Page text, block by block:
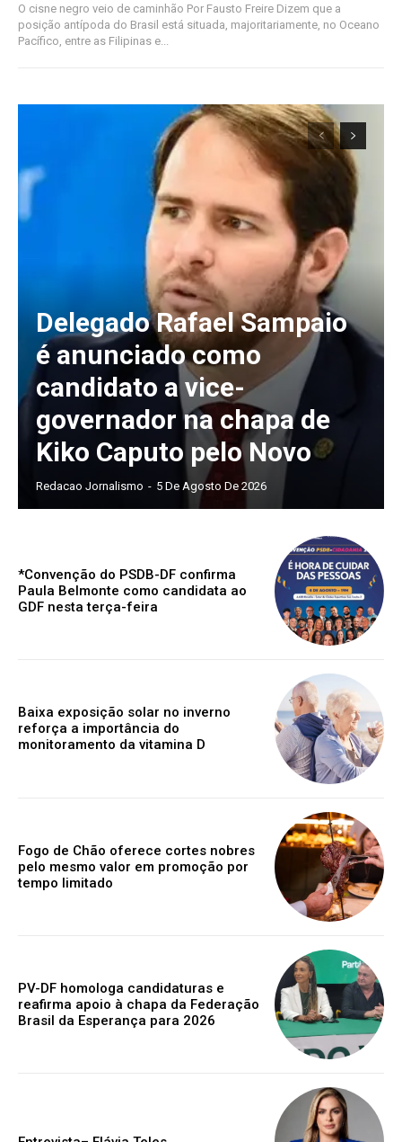
O cisne negro veio de caminhão Por Fausto Freire Dizem que a
posição antípoda do Brasil está situada, majoritariamente, no Oceano
Pacífico, entre as Filipinas e...
Delegado Rafael Sampaio
é anunciado como
candidato a vice-
governador na chapa de
Kiko Caputo pelo Novo
Redacao Jornalismo - 5 De Agosto De 2026
*Convenção do PSDB-DF confirma
Paula Belmonte como candidata ao
GDF nesta terça-feira
Baixa exposição solar no inverno
reforça a importância do
monitoramento da vitamina D
Fogo de Chão oferece cortes nobres
pelo mesmo valor em promoção por
tempo limitado
PV-DF homologa candidaturas e
reafirma apoio à chapa da Federação
Brasil da Esperança para 2026